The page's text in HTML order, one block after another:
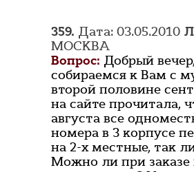
359. Дата: 03.05.2010
МОСКВА
Вопрос: Добрый вечер,
собираемся к Вам с
второй половине
на сайте прочитала,
августа все
номера в 3 корпусе
на 2-х местные, так
Можно ли при заказе